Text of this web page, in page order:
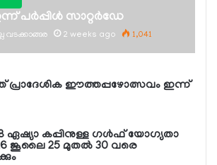
പര്‍പ്പിള്‍ സാറ്റര്‍ഡേ
2 weeks ago 1,041
പ്രാദേശിക ഈത്തപ്പഴോത്സവം ഇന്ന്
ഏഷ്യാ കപ്പിനുള്ള ഗള്‍ഫ് യോഗ്യതാ
ജൂലൈ 25 മുതല്‍ 30 വരെ